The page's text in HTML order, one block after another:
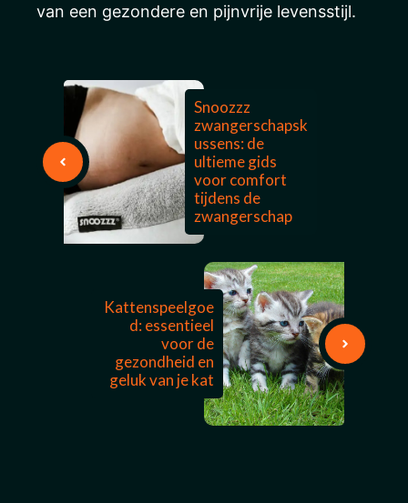
van een gezondere en pijnvrije levensstijl.
Snoozzz
zwangerschapsk
ussens: de
ultieme gids
voor comfort
tijdens de
zwangerschap
Kattenspeelgoe
d: essentieel
voor de
gezondheid en
geluk van je kat